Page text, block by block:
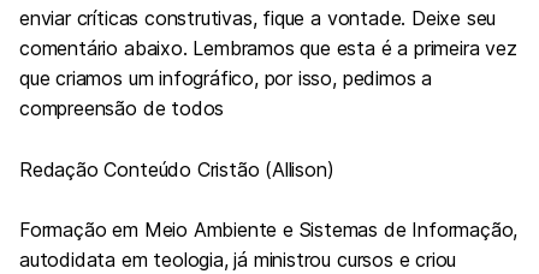
enviar críticas construtivas, fique a vontade. Deixe seu
comentário abaixo. Lembramos que esta é a primeira vez
que criamos um infográfico, por isso, pedimos a
compreensão de todos
Redação Conteúdo Cristão (Allison)
Formação em Meio Ambiente e Sistemas de Informação,
autodidata em teologia, já ministrou cursos e criou